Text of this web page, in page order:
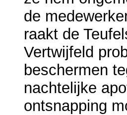
de
raakt de
Vertwijfeld
beschermen
nachtelijke
ontsnapping